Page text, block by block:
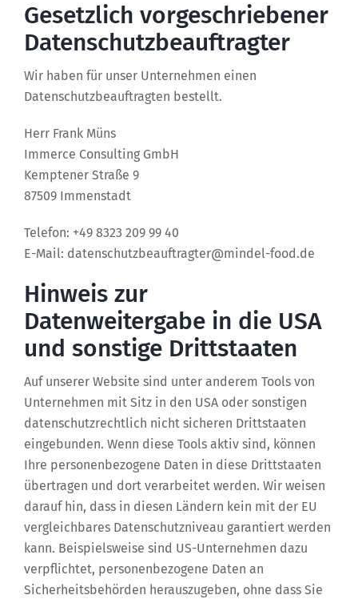
Gesetzlich vorgeschriebener
Datenschutz­beauftragter
Wir haben für unser Unternehmen einen
Datenschutzbeauftragten bestellt.
Herr Frank Müns
Immerce Consulting GmbH
Kemptener Straße 9
87509 Immenstadt
Telefon: +49 8323 209 99 40
E-Mail: datenschutzbeauftragter@mindel-food.de
Hinweis zur
Datenweitergabe in die USA
und sonstige Drittstaaten
Auf unserer Website sind unter anderem Tools von
Unternehmen mit Sitz in den USA oder sonstigen
datenschutzrechtlich nicht sicheren Drittstaaten
eingebunden. Wenn diese Tools aktiv sind, können
Ihre personenbezogene Daten in diese Drittstaaten
übertragen und dort verarbeitet werden. Wir weisen
darauf hin, dass in diesen Ländern kein mit der EU
vergleichbares Datenschutzniveau garantiert werden
kann. Beispielsweise sind US-Unternehmen dazu
verpflichtet, personenbezogene Daten an
Sicherheitsbehörden herauszugeben, ohne dass Sie